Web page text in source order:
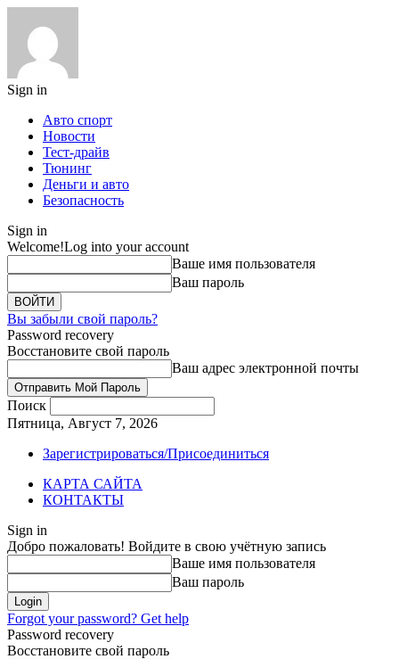
Sign in
Авто спорт
Новости
Тест-драйв
Тюнинг
Деньги и авто
Безопасность
Sign in
Welcome!Log into your account
Ваше имя пользователя
Ваш пароль
Вы забыли свой пароль?
Password recovery
Восстановите свой пароль
Ваш адрес электронной почты
Поиск
Пятница, Август 7, 2026
Зарегистрироваться/Присоединиться
КАРТА САЙТА
КОНТАКТЫ
Sign in
Добро пожаловать! Войдите в свою учётную запись
Ваше имя пользователя
Ваш пароль
Forgot your password? Get help
Password recovery
Восстановите свой пароль